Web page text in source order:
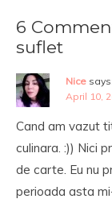
6
suflet
Nice says:
April 10,
Cand am vazut
culinara. :)) Nici
de carte. Eu nu
perioada asta